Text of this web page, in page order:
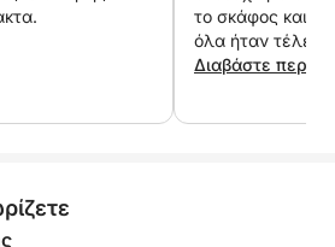
350 € για ένα γεμάτο
μια τυπική ημέρα, η μέση
περίπου 100 €, ανάλογα με το
Open είναι το ιδανικό
μέρα στη Μεσόγειο.
το σκάφος και
όλα ήταν τέλεια
περιμέναμε.
Διαβάστε